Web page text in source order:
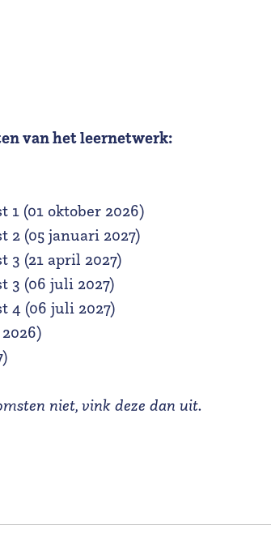
van het leernetwerk:
1 (01 oktober 2026)
2 (05 januari 2027)
3 (21 april 2027)
3 (06 juli 2027)
4 (06 juli 2027)
niet, vink deze dan uit.